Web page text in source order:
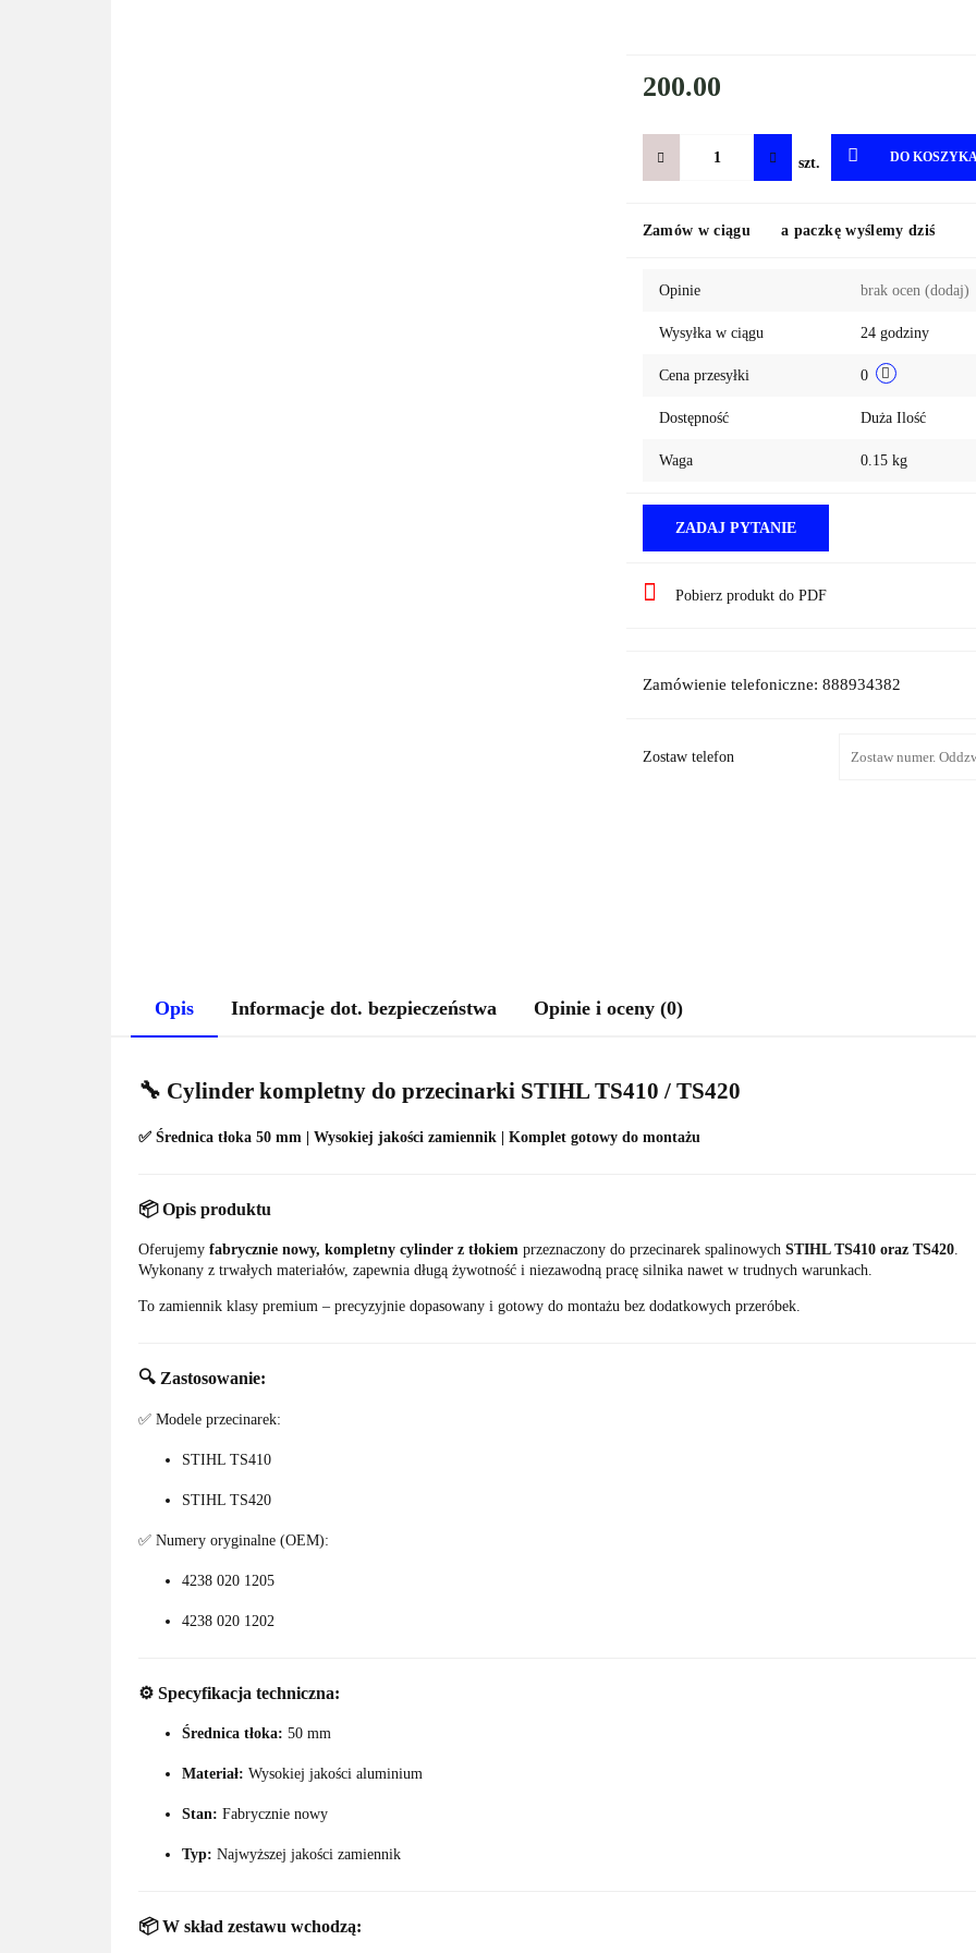
200.00
szt. DO
Zamów w ciągu a paczkę wyślemy dziś
Opinie brak ocen (dodaj)
Wysyłka w ciągu 24 godziny
Cena przesyłki 0
Dostępność Duża Ilość
Waga 0.15 kg
ZADAJ PYTANIE
Pobierz produkt do PDF
Zamówienie telefoniczne: 888934382
Zostaw telefon
Opis Informacje dot. bezpieczeństwa Opinie i oceny (0)
🔧 Cylinder kompletny do przecinarki STIHL TS410 / TS420
✅ Średnica tłoka 50 mm | Wysokiej jakości zamiennik | Komplet gotowy do montażu
📦Opis produktu
Oferujemy fabrycznie nowy, kompletny cylinder z tłokiem przeznaczony do przecinarek spalinowych STIHL TS410 oraz TS420.
Wykonany z trwałych materiałów, zapewnia długą żywotność i niezawodną pracę silnika nawet w trudnych warunkach.
To zamiennik klasy premium – precyzyjnie dopasowany i gotowy do montażu bez dodatkowych przeróbek.
🔍 Zastosowanie:
✅ Modele przecinarek:
STIHL TS410
STIHL TS420
✅ Numery oryginalne (OEM):
4238 020 1205
4238 020 1202
⚙️ Specyfikacja techniczna:
Średnica tłoka: 50 mm
Materiał: Wysokiej jakości aluminium
Stan: Fabrycznie nowy
Typ: Najwyższej jakości zamiennik
📦W skład zestawu wchodzą: